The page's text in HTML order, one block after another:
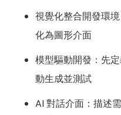
視覺化整合開發環
化為圖形介面
模型驅動開發：先
動生成並測試
AI 對話介面：描述